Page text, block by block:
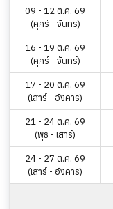
09 - 12 ต.ค. 69
(ศุกร์ - จันทร์)
16 - 19 ต.ค. 69
(ศุกร์ - จันทร์)
17 - 20 ต.ค. 69
(เสาร์ - อังคาร)
21 - 24 ต.ค. 69
(พุธ - เสาร์)
24 - 27 ต.ค. 69
(เสาร์ - อังคาร)